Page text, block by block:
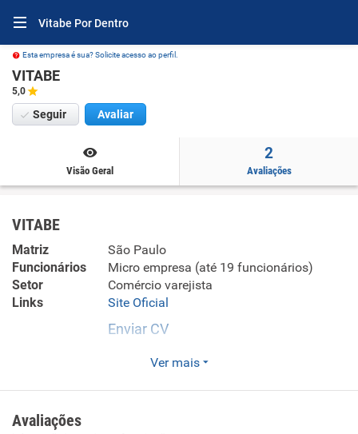
Vitabe Por Dentro
Esta empresa é sua? Solicite acesso ao perfil.
VITABE
5,0
Seguir Avaliar
Visão Geral
2
Avaliações
VITABE
Matriz
São Paulo
Funcionários
Micro empresa (até 19 funcionários)
Setor
Comércio varejista
Links
Site Oficial
Enviar CV
Somos uma empresa de Cosméticos, atuante na cidade de
Ver mais
Avaliações